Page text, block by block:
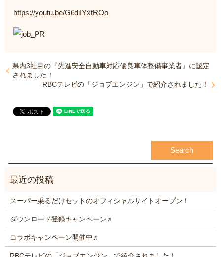
https://youtu.be/G6diIYxtROo
県内3社目の『先進安全自動車対応優良車体整備事業者』に認定
されました！
RBCテレビの「ジョブエンジン」で紹介されました！
スーパー乗るだけセットのオフィシャルサイトオープン！
ダウンロード登録キャンペーン♬
コラボキャンペーン開催中♬